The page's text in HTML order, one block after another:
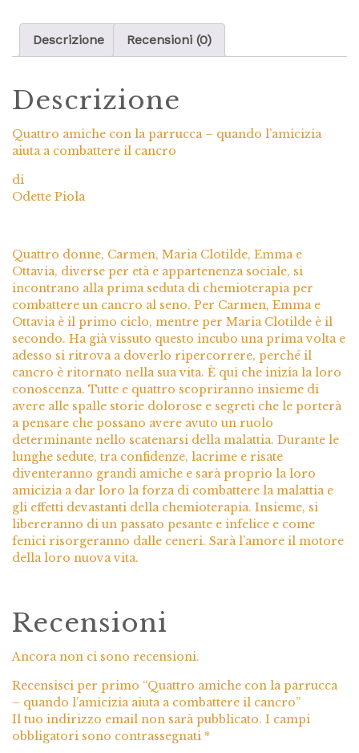
Descrizione Recensioni (0)
Descrizione
Quattro amiche con la parrucca – quando l’amicizia
aiuta a combattere il cancro
di
Odette Piola
Quattro donne, Carmen, Maria Clotilde, Emma e
Ottavia, diverse per età e appartenenza sociale, si
incontrano alla prima seduta di chemioterapia per
combattere un cancro al seno. Per Carmen, Emma e
Ottavia è il primo ciclo, mentre per Maria Clotilde è il
secondo. Ha già vissuto questo incubo una prima volta e
adesso si ritrova a doverlo ripercorrere, perché il
cancro è ritornato nella sua vita. È qui che inizia la loro
conoscenza. Tutte e quattro scopriranno insieme di
avere alle spalle storie dolorose e segreti che le porterà
a pensare che possano avere avuto un ruolo
determinante nello scatenarsi della malattia. Durante le
lunghe sedute, tra confidenze, lacrime e risate
diventeranno grandi amiche e sarà proprio la loro
amicizia a dar loro la forza di combattere la malattia e
gli effetti devastanti della chemioterapia. Insieme, si
libereranno di un passato pesante e infelice e come
fenici risorgeranno dalle ceneri. Sarà l’amore il motore
della loro nuova vita.
Recensioni
Ancora non ci sono recensioni.
Recensisci per primo “Quattro amiche con la parrucca
– quando l’amicizia aiuta a combattere il cancro”
Il tuo indirizzo email non sarà pubblicato. I campi
obbligatori sono contrassegnati *